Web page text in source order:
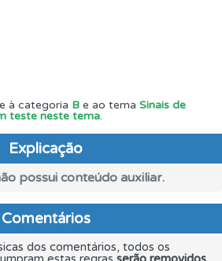
à categoria B e ao tema Sinais de
teste neste tema.
Explicação
possui conteúdo auxiliar.
Comentários
dos comentários, todos os